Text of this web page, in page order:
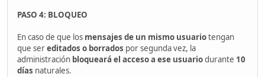
PASO 4: BLOQUEO
En caso de que los mensajes de un mismo usuariotengan
que sereditados o borrados por segunda vez, la
administración bloqueará el acceso a ese usuariodurante 10
días naturales.